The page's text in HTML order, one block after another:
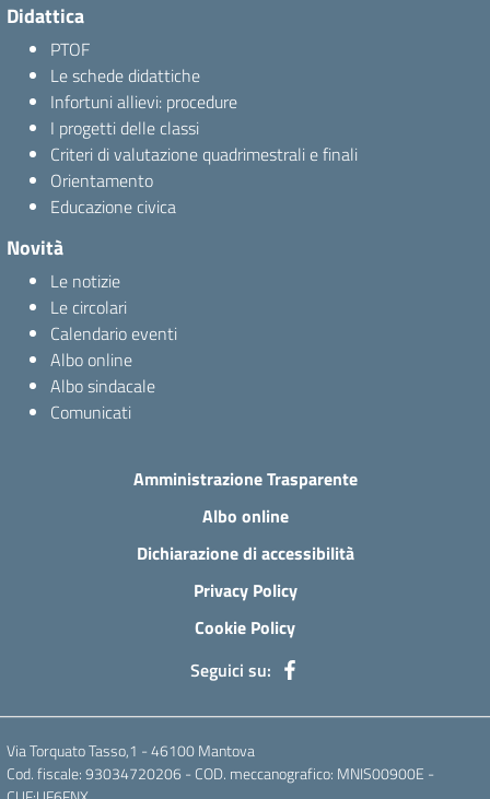
Didattica
PTOF
Le schede didattiche
Infortuni allievi: procedure
I progetti delle classi
Criteri di valutazione quadrimestrali e finali
Orientamento
Educazione civica
Novità
Le notizie
Le circolari
Calendario eventi
Albo online
Albo sindacale
Comunicati
Amministrazione Trasparente
Albo online
Dichiarazione di accessibilità
Privacy Policy
Cookie Policy
Seguici su:
Via Torquato Tasso,1 - 46100 Mantova
Cod. fiscale: 93034720206 - COD. meccanografico: MNIS00900E -